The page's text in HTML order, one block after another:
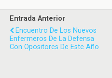
Entrada Anterior
Encuentro De Los Nuevos
Enfermeros De La Defensa
Con Opositores De Este Año